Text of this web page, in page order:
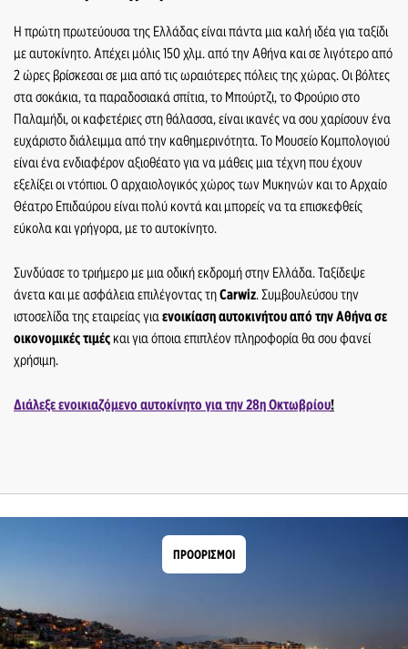
Η πρώτη πρωτεύουσα της Ελλάδας είναι πάντα μια καλή ιδέα για ταξίδι
με αυτοκίνητο. Απέχει μόλις 150 χλμ. από την Αθήνα και σε λιγότερο από
2 ώρες βρίσκεσαι σε μια από τις ωραιότερες πόλεις της χώρας. Οι βόλτες
στα σοκάκια, τα παραδοσιακά σπίτια, το Μπούρτζι, το Φρούριο στο
Παλαμήδι, οι καφετέριες στη θάλασσα, είναι ικανές να σου χαρίσουν ένα
ευχάριστο διάλειμμα από την καθημερινότητα. Το Μουσείο Κομπολογιού
είναι ένα ενδιαφέρον αξιοθέατο για να μάθεις μια τέχνη που έχουν
εξελίξει οι ντόπιοι. Ο αρχαιολογικός χώρος των Μυκηνών και το Αρχαίο
Θέατρο Επιδαύρου είναι πολύ κοντά και μπορείς να τα επισκεφθείς
εύκολα και γρήγορα, με το αυτοκίνητο.
Συνδύασε το τριήμερο με μια οδική εκδρομή στην Ελλάδα. Ταξίδεψε
άνετα και με ασφάλεια επιλέγοντας τηCarwiz. Συμβουλεύσου την
ιστοσελίδα της εταιρείας για ενοικίαση αυτοκινήτου από την Αθήνα σε
οικονομικές τιμές και για όποια επιπλέον πληροφορία θα σου φανεί
χρήσιμη.
Διάλεξε ενοικιαζόμενο αυτοκίνητο για την 28η Οκτωβρίου!
ΠΡΟΟΡΙΣΜΟΙ